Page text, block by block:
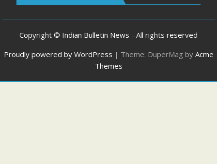
Copyright © Indian Bulletin News - All rights reserved
Proudly powered by WordPress | Theme: DuperMag by Acme
Themes